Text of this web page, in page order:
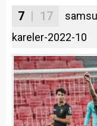
7 | 17
kareler-2022-10